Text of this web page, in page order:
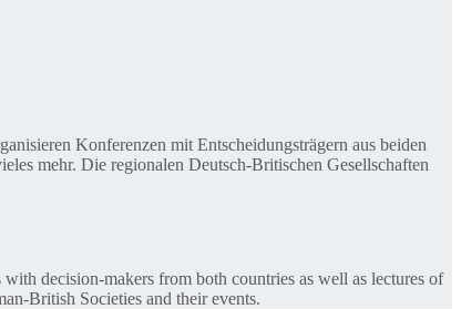
Konferenzen mit Entscheidungsträgern aus beiden
mehr. Die regionalen Deutsch-Britischen Gesellschaften
decision-makers from both countries as well as lectures of
British Societies and their events.